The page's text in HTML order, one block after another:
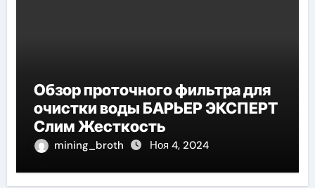
Обзор проточного фильтра для
очистки воды БАРЬЕР ЭКСПЕРТ
Слим Жесткость
mining_broth Ноя 4, 2024